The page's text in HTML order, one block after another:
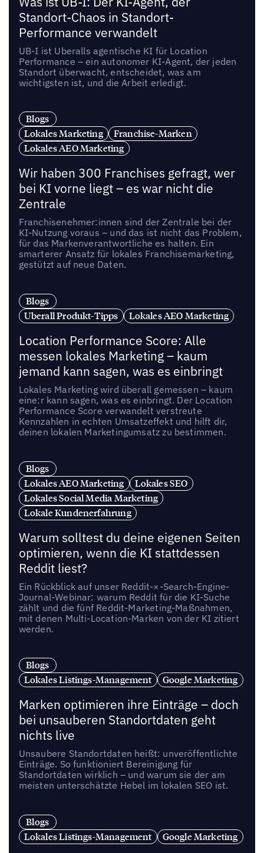
Standort-Chaos in Standort-
Performance verwandelt
UB-I ist Uberalls agentische KI für Location
Performance – ein autonomer KI-Agent, der jeden
Standort überwacht, entscheidet, was am
wichtigsten ist, und die Arbeit erledigt.
Blogs
Lokales Marketing
Franchise-Marken
Lokales AEO Marketing
Wir haben 300 Franchises gefragt, wer
bei KI vorne liegt – es war nicht die
Zentrale
Franchisenehmer:innen sind der Zentrale bei der
KI-Nutzung voraus – und das ist nicht das Problem,
für das Markenverantwortliche es halten. Ein
smarterer Ansatz für lokales Franchisemarketing,
gestützt auf neue Daten.
Blogs
Uberall Produkt-Tipps
Lokales AEO Marketing
Location Performance Score: Alle
messen lokales Marketing – kaum
jemand kann sagen, was es einbringt
Lokales Marketing wird überall gemessen – kaum
eine:r kann sagen, was es einbringt. Der Location
Performance Score verwandelt verstreute
Kennzahlen in echten Umsatzeffekt und hilft dir,
deinen lokalen Marketingumsatz zu bestimmen.
Blogs
Lokales AEO Marketing
Lokales SEO
Lokales Social Media Marketing
Lokale Kundenerfahrung
Warum solltest du deine eigenen Seiten
optimieren, wenn die KI stattdessen
Reddit liest?
Ein Rückblick auf unser Reddit-×-Search-Engine-
Journal-Webinar: warum Reddit für die KI-Suche
zählt und die fünf Reddit-Marketing-Maßnahmen,
mit denen Multi-Location-Marken von der KI zitiert
werden.
Blogs
Lokales Listings-Management
Google Marketing
Marken optimieren ihre Einträge – doch
bei unsauberen Standortdaten geht
nichts live
Unsaubere Standortdaten heißt: unveröffentlichte
Einträge. So funktioniert Bereinigung für
Standortdaten wirklich – und warum sie der am
meisten unterschätzte Hebel im lokalen SEO ist.
Blogs
Lokales Listings-Management
Google Marketing